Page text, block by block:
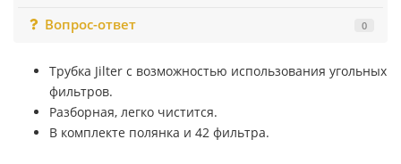
Вопрос-ответ
0
Трубка Jilter c возможностью использования угольных
фильтров.
Разборная, легко чистится.
В комплекте полянка и 42 фильтра.